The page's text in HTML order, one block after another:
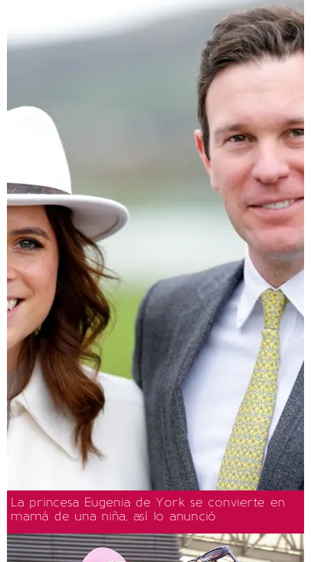
La princesa Eugenia de York se convierte en
mamá de una niña, así lo anunció